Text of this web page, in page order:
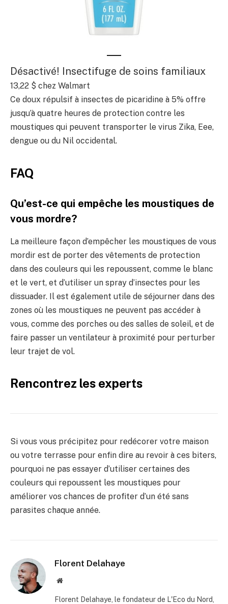
Désactivé! Insectifuge de soins familiaux
13,22 $ chez Walmart
Ce doux répulsif à insectes de picaridine à 5% offre
jusqu’à quatre heures de protection contre les
moustiques qui peuvent transporter le virus Zika, Eee,
dengue ou du Nil occidental.
FAQ
Qu’est-ce qui empêche les moustiques de
vous mordre?
La meilleure façon d’empêcher les moustiques de vous
mordir est de porter des vêtements de protection
dans des couleurs qui les repoussent, comme le blanc
et le vert, et d’utiliser un spray d’insectes pour les
dissuader. Il est également utile de séjourner dans des
zones où les moustiques ne peuvent pas accéder à
vous, comme des porches ou des salles de soleil, et de
faire passer un ventilateur à proximité pour perturber
leur trajet de vol.
Rencontrez les experts
Si vous vous précipitez pour redécorer votre maison
ou votre terrasse pour enfin dire au revoir à ces biters,
pourquoi ne pas essayer d’utiliser certaines des
couleurs qui repoussent les moustiques pour
améliorer vos chances de profiter d’un été sans
parasites chaque année.
Florent Delahaye
Site
Florent Delahaye, le fondateur de L'Eco du Nord,